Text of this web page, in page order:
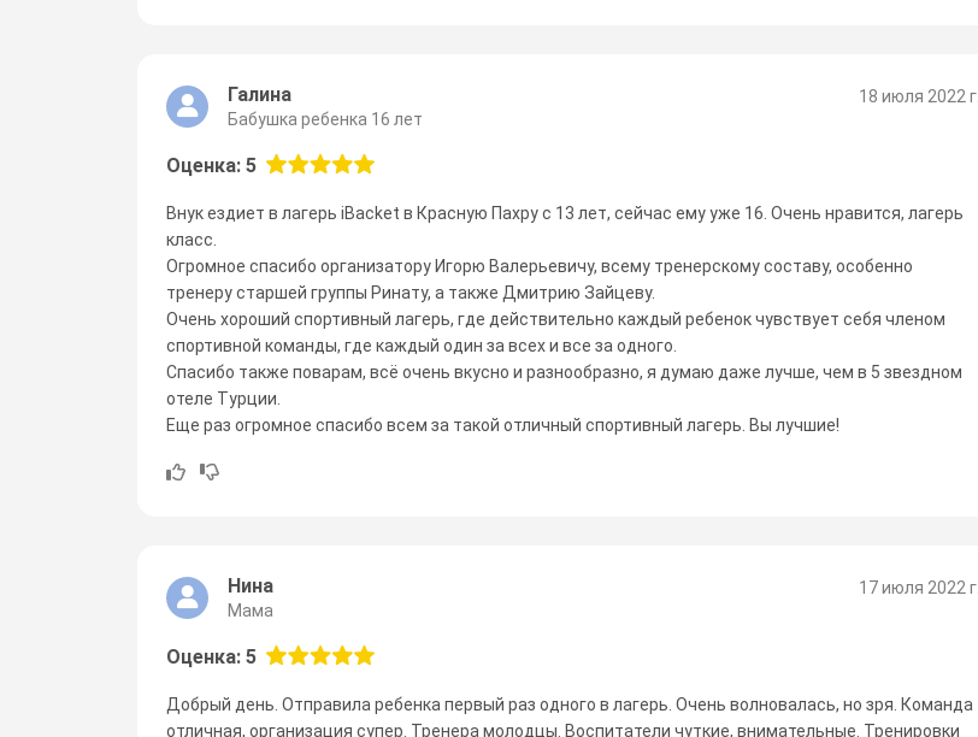
18 июля 2022 г.
Галина
Бабушка ребенка 16 лет
Оценка: 5
Внук ездиет в лагерь iBacket в Красную Пахру с 13 лет, сейчас ему уже 16. Очень нравится, лагерь
класс.
Огромное спасибо организатору Игорю Валерьевичу, всему тренерскому составу, особенно
тренеру старшей группы Ринату, а также Дмитрию Зайцеву.
Очень хороший спортивный лагерь, где действительно каждый ребенок чувствует себя членом
спортивной команды, где каждый один за всех и все за одного.
Спасибо также поварам, всё очень вкусно и разнообразно, я думаю даже лучше, чем в 5 звездном
отеле Турции.
Еще раз огромное спасибо всем за такой отличный спортивный лагерь. Вы лучшие!
17 июля 2022 г.
Нина
Мама
Оценка: 5
Добрый день. Отправила ребенка первый раз одного в лагерь. Очень волновалась, но зря. Команда
отличная, организация супер. Тренера молодцы. Воспитатели чуткие, внимательные. Тренировки